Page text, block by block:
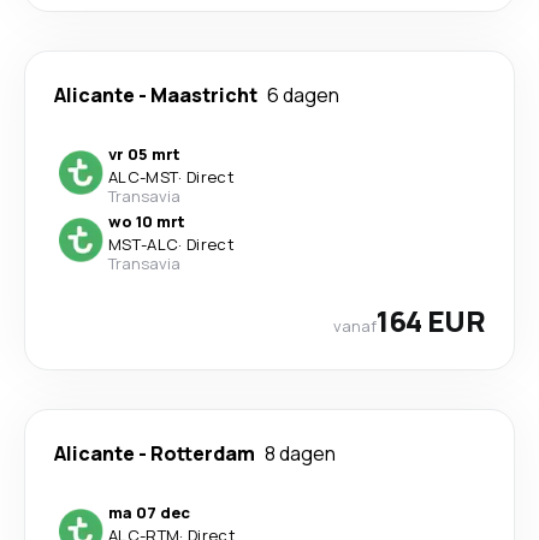
Alicante - Maastricht 6 dagen
vr 05 mrt
ALC-MST· Direct
Transavia
wo 10 mrt
MST-ALC· Direct
Transavia
vanaf164 EUR
Alicante - Rotterdam 8 dagen
ma 07 dec
ALC-RTM· Direct